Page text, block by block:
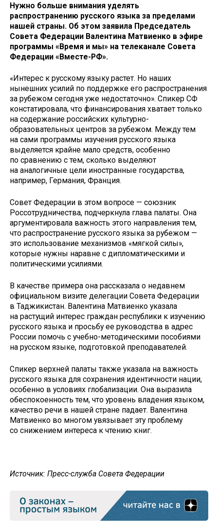
Нужно больше внимания уделять
распространению русского языка за пределами
нашей страны. Об этом заявила Председатель
Совета Федерации Валентина Матвиенко в эфире
программы «Время и мы» на телеканале Совета
Федерации «Вместе-РФ».
«Интерес к русскому языку растет. Но наших
нынешних усилий по поддержке его распространения
за рубежом сегодня уже недостаточно». Спикер СФ
констатировала, что финансирования хватает только
на содержание российских культурно-
образовательных центров за рубежом. Между тем
на сами программы изучения русского языка
выделяется крайне мало средств, особенно
по сравнению с тем, сколько выделяют
на аналогичные цели иностранные государства,
например, Германия, Франция.
Совет Федерации в этом вопросе — союзник
Россотрудничества, подчеркнула глава палаты. Она
аргументировала важность этого направления тем,
что распространение русского языка за рубежом —
это использование механизмов «мягкой силы»,
которые нужны наравне с дипломатическими и
политическими усилиями.
В качестве примера она рассказала о недавнем
официальном визите делегации Совета Федерации
в Таджикистан. Валентина Матвиенко указала
на растущий интерес граждан республики к изучению
русского языка и просьбу ее руководства в адрес
России помочь с учебно-методическими пособиями
на русском языке, подготовкой преподавателей.
Спикер верхней палаты также указала на важность
русского языка для сохранения идентичности нации,
особенно в условиях глобализации. Она выразила
обеспокоенность тем, что уровень владения языком,
качество речи в нашей стране падает. Валентина
Матвиенко во многом увязывает эту проблему
со снижением интереса к чтению книг.
Источник: Пресс-служба Совета Федерации